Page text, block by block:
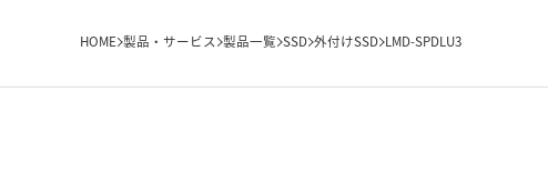
HOME 製品・サービス 製品一覧 SSD 外付けSSD LMD-SPDLU3